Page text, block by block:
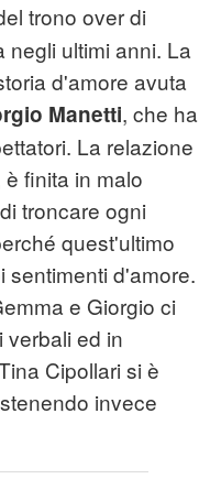
trono over di
negli ultimi anni. La
d'amore avuta
Manetti, che ha
La relazione
finita in malo
troncare ogni
quest'ultimo
sentimenti d'amore.
e Giorgio ci
verbali ed in
Cipollari si è
invece